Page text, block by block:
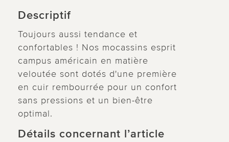
Descriptif
Toujours aussi tendance et
confortables ! Nos mocassins esprit
campus américain en matière
veloutée sont dotés d'une première
en cuir rembourrée pour un confort
sans pressions et un bien-être
optimal.
Détails concernant l’article